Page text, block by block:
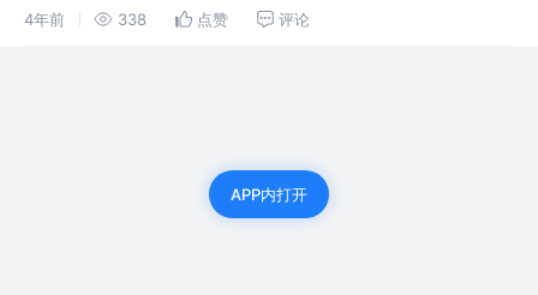
理、多线程、IO流、反射知识回顾，同时也是一个系统化的自我复习
4年前 338 点赞 评论
APP内打开